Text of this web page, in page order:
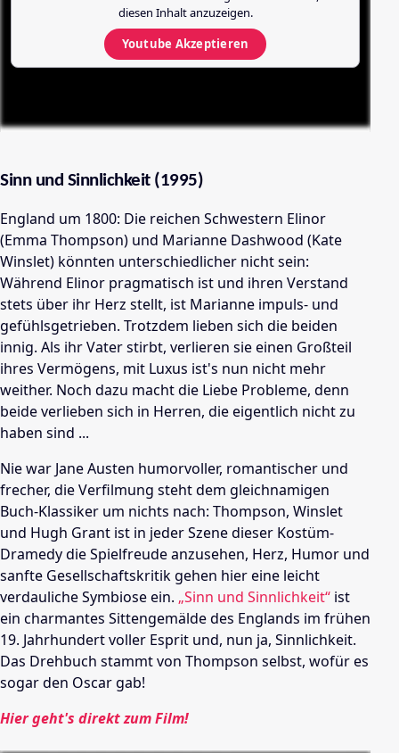
diesen Inhalt anzuzeigen.
Youtube Akzeptieren
Sinn und Sinnlichkeit (1995)
England um 1800: Die reichen Schwestern Elinor
(Emma Thompson) und Marianne Dashwood (Kate
Winslet) könnten unterschiedlicher nicht sein:
Während Elinor pragmatisch ist und ihren Verstand
stets über ihr Herz stellt, ist Marianne impuls- und
gefühlsgetrieben. Trotzdem lieben sich die beiden
innig. Als ihr Vater stirbt, verlieren sie einen Großteil
ihres Vermögens, mit Luxus ist's nun nicht mehr
weither. Noch dazu macht die Liebe Probleme, denn
beide verlieben sich in Herren, die eigentlich nicht zu
haben sind ...
Nie war Jane Austen humorvoller, romantischer und
frecher, die Verfilmung steht dem gleichnamigen
Buch-Klassiker um nichts nach: Thompson, Winslet
und Hugh Grant ist in jeder Szene dieser Kostüm-
Dramedy die Spielfreude anzusehen, Herz, Humor und
sanfte Gesellschaftskritik gehen hier eine leicht
verdauliche Symbiose ein. „Sinn und Sinnlichkeit“ ist
ein charmantes Sittengemälde des Englands im frühen
19. Jahrhundert voller Esprit und, nun ja, Sinnlichkeit.
Das Drehbuch stammt von Thompson selbst, wofür es
sogar den Oscar gab!
Hier geht's direkt zum Film!